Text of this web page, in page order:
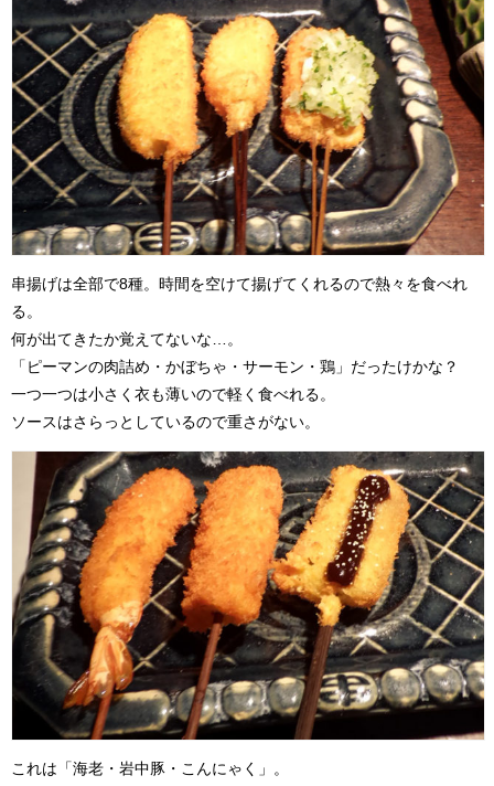
串揚げは全部で8種。時間を空けて揚げてくれるので熱々を食べれ
る。
何が出てきたか覚えてないな…。
「ピーマンの肉詰め・かぼちゃ・サーモン・鶏」だったけかな？
一つ一つは小さく衣も薄いので軽く食べれる。
ソースはさらっとしているので重さがない。
これは「海老・岩中豚・こんにゃく」。